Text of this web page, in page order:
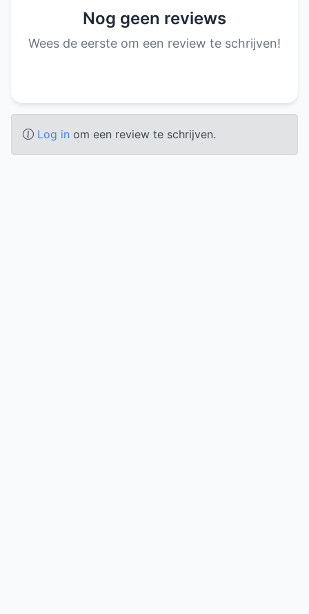
Nog geen reviews
Wees de eerste om een review te schrijven!
Log in om een review te schrijven.